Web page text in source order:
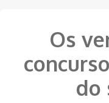
Os
do